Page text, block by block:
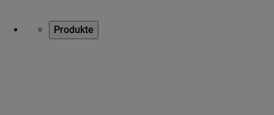
Produkte